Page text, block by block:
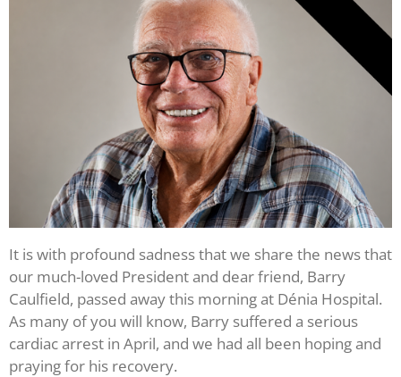
It is with profound sadness that we share the news that
our much-loved President and dear friend, Barry
Caulfield, passed away this morning at Dénia Hospital.
As many of you will know, Barry suffered a serious
cardiac arrest in April, and we had all been hoping and
praying for his recovery.